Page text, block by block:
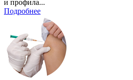
и профила...
Подробнее